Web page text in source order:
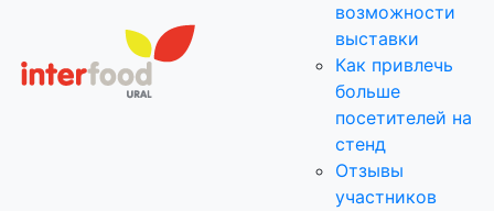
возможности
выставки
Как привлечь
больше
посетителей на
стенд
Отзывы
участников